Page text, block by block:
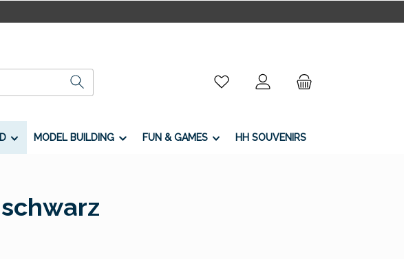
You have 0 wishlist items
MODEL BUILDING FUN & GAMES HH SOUVENIRS